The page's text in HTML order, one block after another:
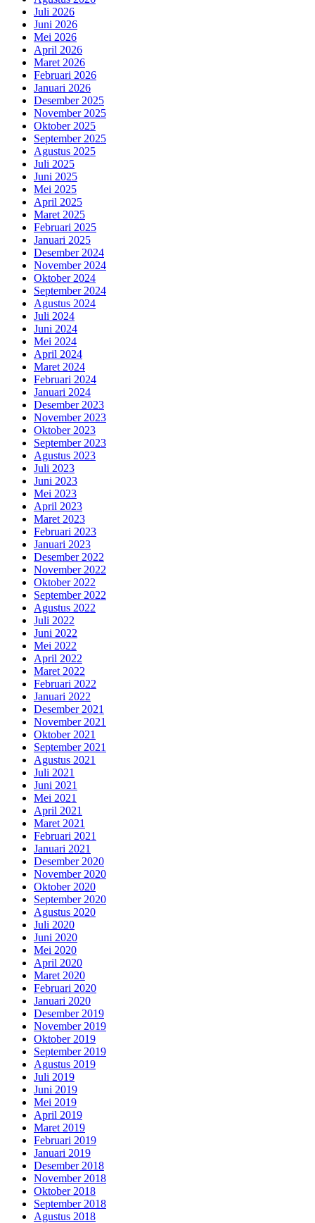
Juli 2026
Juni 2026
Mei 2026
April 2026
Maret 2026
Februari 2026
Januari 2026
Desember 2025
November 2025
Oktober 2025
September 2025
Agustus 2025
Juli 2025
Juni 2025
Mei 2025
April 2025
Maret 2025
Februari 2025
Januari 2025
Desember 2024
November 2024
Oktober 2024
September 2024
Agustus 2024
Juli 2024
Juni 2024
Mei 2024
April 2024
Maret 2024
Februari 2024
Januari 2024
Desember 2023
November 2023
Oktober 2023
September 2023
Agustus 2023
Juli 2023
Juni 2023
Mei 2023
April 2023
Maret 2023
Februari 2023
Januari 2023
Desember 2022
November 2022
Oktober 2022
September 2022
Agustus 2022
Juli 2022
Juni 2022
Mei 2022
April 2022
Maret 2022
Februari 2022
Januari 2022
Desember 2021
November 2021
Oktober 2021
September 2021
Agustus 2021
Juli 2021
Juni 2021
Mei 2021
April 2021
Maret 2021
Februari 2021
Januari 2021
Desember 2020
November 2020
Oktober 2020
September 2020
Agustus 2020
Juli 2020
Juni 2020
Mei 2020
April 2020
Maret 2020
Februari 2020
Januari 2020
Desember 2019
November 2019
Oktober 2019
September 2019
Agustus 2019
Juli 2019
Juni 2019
Mei 2019
April 2019
Maret 2019
Februari 2019
Januari 2019
Desember 2018
November 2018
Oktober 2018
September 2018
Agustus 2018